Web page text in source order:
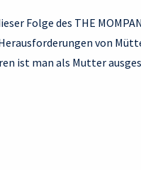
Folge des THE
von
ist man als Mutter